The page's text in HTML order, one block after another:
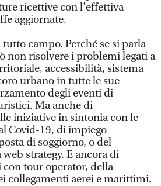
ricettive con l'effettiva
aggiornate.
campo. Perché se si parla
non risolvere i problemi legati a
accessibilità, sistema
urbano in tutte le sue
degli eventi di
Ma anche di
iniziative in sintonia con le
Covid-19, di impiego
di soggiorno, o del
strategy. E ancora di
tour operator, della
collegamenti aerei e marittimi.